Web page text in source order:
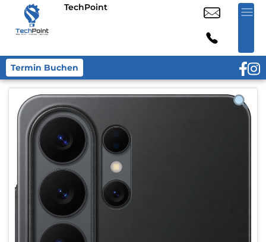
TechPoint
Termin Buchen